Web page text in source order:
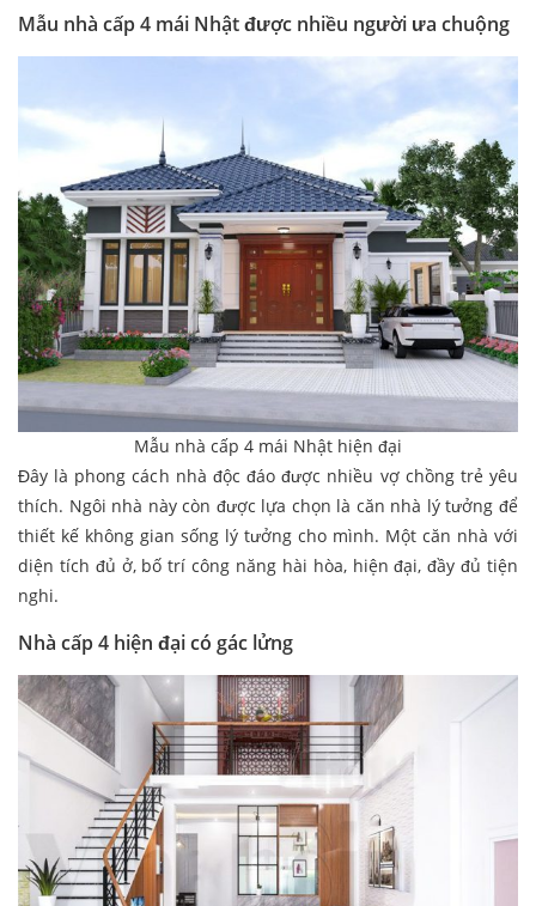
Mẫu nhà cấp 4 mái Nhậtđược nhiều người ưa chuộng
Mẫu nhà cấp 4 mái Nhật hiện đại
Đây là phong cách nhà độc đáo được nhiều vợ chồng trẻ yêu
thích. Ngôi nhà này còn được lựa chọn là căn nhà lý tưởng để
thiết kế không gian sống lý tưởng cho mình. Một căn nhà với
diện tích đủ ở, bố trí công năng hài hòa, hiện đại, đầy đủ tiện
nghi.
Nhà cấp 4 hiện đại có gác lửng